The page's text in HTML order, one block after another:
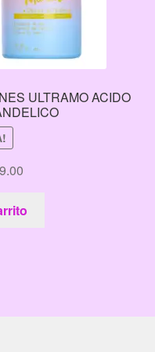
ULTRAMO ACIDO
El
precio
actual
es: